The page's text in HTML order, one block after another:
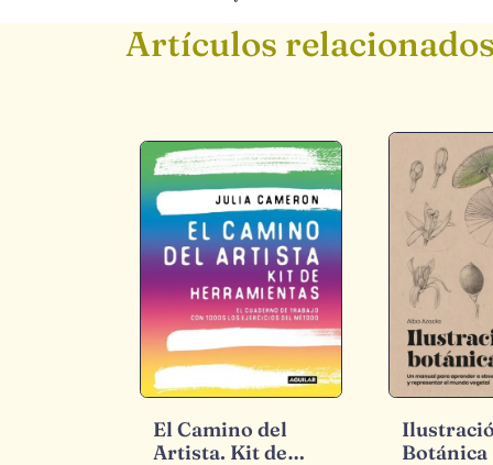
Artículos
El Camino del
Artista. Kit de
Botánica